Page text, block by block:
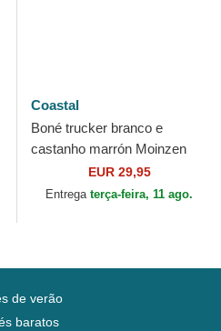
Coastal
Boné trucker branco e
castanho marrón Moinzen
HFT da Coastal
EUR 29,95
Entrega terça-feira, 11 ago.
de verão
baratos